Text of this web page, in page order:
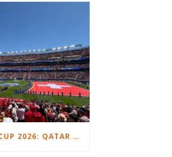
FIFA WORLD CUP 2026: QATAR VS. SWITZERLAND